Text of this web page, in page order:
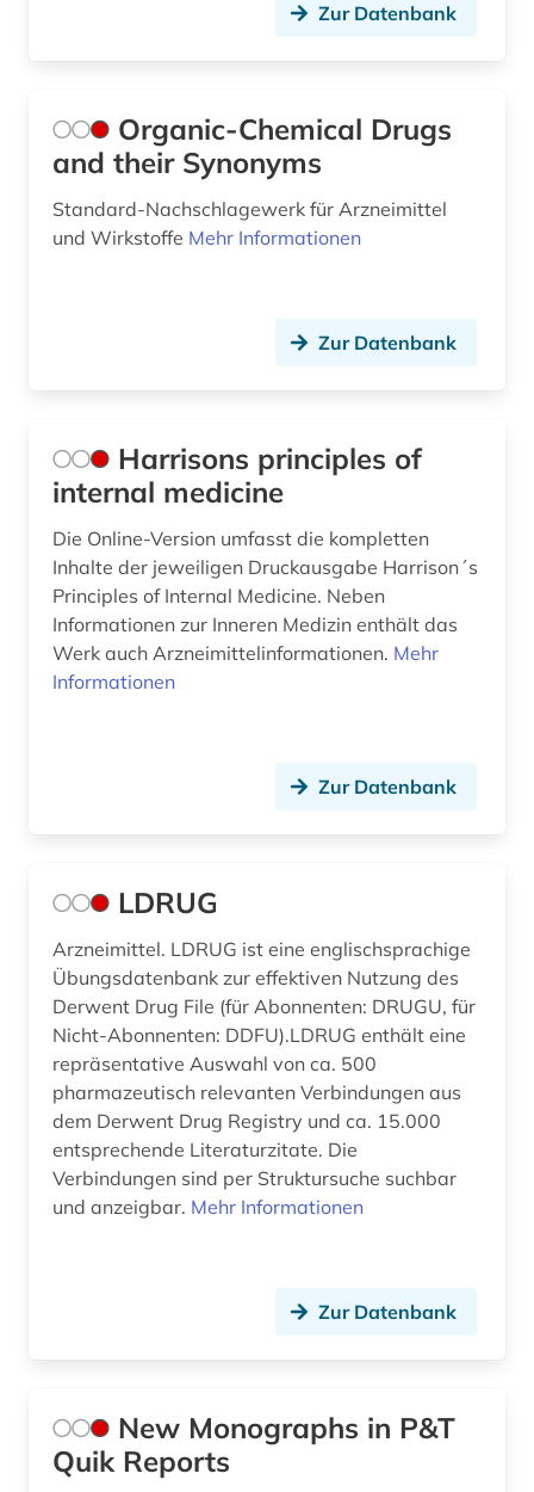
Zur Datenbank
Organic-Chemical Drugs
and their Synonyms
Standard-Nachschlagewerk für Arzneimittel
und Wirkstoffe Mehr Informationen
Zur Datenbank
Harrisons principles of
internal medicine
Die Online-Version umfasst die kompletten
Inhalte der jeweiligen Druckausgabe Harrison´s
Principles of Internal Medicine. Neben
Informationen zur Inneren Medizin enthält das
Werk auch Arzneimittelinformationen. Mehr
Informationen
Zur Datenbank
LDRUG
Arzneimittel. LDRUG ist eine englischsprachige
Übungsdatenbank zur effektiven Nutzung des
Derwent Drug File (für Abonnenten: DRUGU, für
Nicht-Abonnenten: DDFU).LDRUG enthält eine
repräsentative Auswahl von ca. 500
pharmazeutisch relevanten Verbindungen aus
dem Derwent Drug Registry und ca. 15.000
entsprechende Literaturzitate. Die
Verbindungen sind per Struktursuche suchbar
und anzeigbar. Mehr Informationen
Zur Datenbank
New Monographs in P&T
Quik Reports